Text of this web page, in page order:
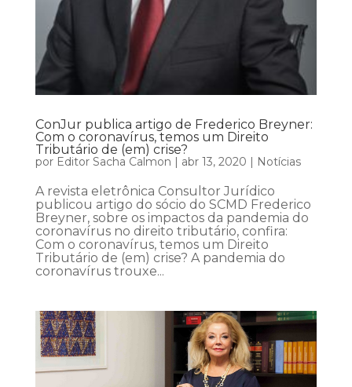
ConJur publica artigo de Frederico Breyner:
Com o coronavírus, temos um Direito
Tributário de (em) crise?
por Editor Sacha Calmon | abr 13, 2020 | Notícias
A revista eletrônica Consultor Jurídico
publicou artigo do sócio do SCMD Frederico
Breyner, sobre os impactos da pandemia do
coronavírus no direito tributário, confira:
Com o coronavírus, temos um Direito
Tributário de (em) crise? A pandemia do
coronavírus trouxe...